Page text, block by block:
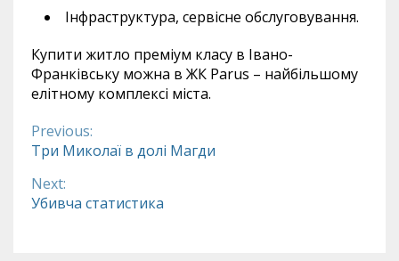
Інфраструктура, сервісне обслуговування.
Купити житло преміум класу в Івано-
Франківську можна в ЖК Parus – найбільшому
елітному комплексі міста.
Continue
Reading
Previous:
Три Миколаї в долі Магди
Next:
Убивча статистика